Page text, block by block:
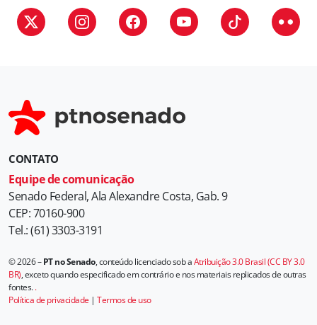
CONTATO
Equipe de comunicação
Senado Federal, Ala Alexandre Costa, Gab. 9
CEP: 70160-900
Tel.: (61) 3303-3191
© 2026 –PT no Senado, conteúdo licenciado sob aAtribuição 3.0 Brasil (CC BY 3.0
BR), exceto quando especificado em contrário e nos materiais replicados de outras
fontes..
Política de privacidade | Termos de uso